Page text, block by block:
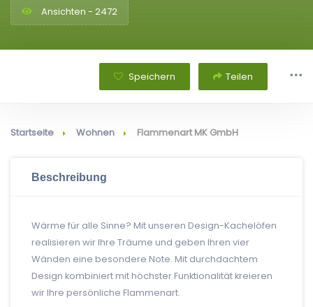
Ansichten - 2472
Speichern Teilen
Startseite Wohnen Flammenart MK GmbH
Beschreibung
Wärme für alle Sinne? Mit unseren Design-Kachelöfen
realisieren wir Ihre Träume und geben Ihren vier
Wänden eine besondere Note. Mit durchdachtem
Design kombiniert mit höchster Funktionalität kreieren
wir Ihre persönliche Flammenart.